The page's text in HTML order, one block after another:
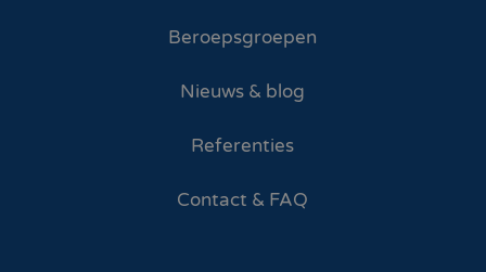
Beroepsgroepen
Nieuws & blog
Referenties
Contact & FAQ